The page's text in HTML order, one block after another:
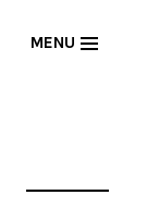
MENU